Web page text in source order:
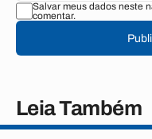
Salvar meus dados neste
comentar.
Leia Também